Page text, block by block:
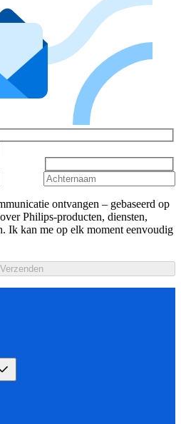
ontvangen – gebaseerd op
Philips-producten, diensten,
Ik kan me op elk moment eenvoudig
Verzenden